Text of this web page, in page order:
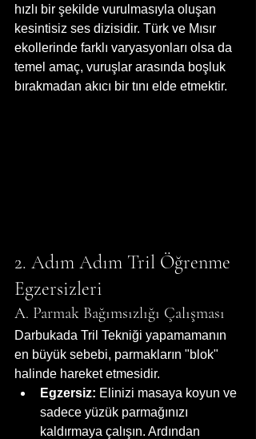
hızlı bir şekilde vurulmasıyla oluşan
kesintisiz ses dizisidir. Türk ve Mısır
ekollerinde farklı varyasyonları olsa da
temel amaç, vuruşlar arasında boşluk
bırakmadan akıcı bir tını elde etmektir.
2. Adım Adım Tril Öğrenme
Egzersizleri
A. Parmak Bağımsızlığı Çalışması
Darbukada Tril Tekniği yapamamanın
en büyük sebebi, parmakların "blok"
halinde hareket etmesidir.
Egzersiz: Elinizi masaya koyun ve
sadece yüzük parmağınızı
kaldırmaya çalışın. Ardından